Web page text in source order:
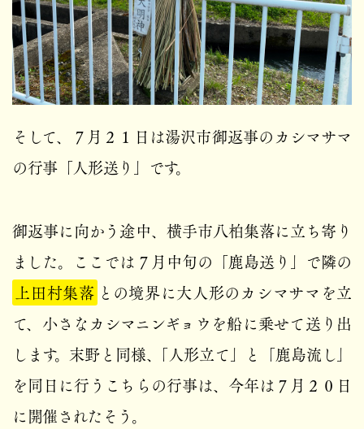
そして、７月２１日は湯沢市御返事のカシマサマ
の行事「人形送り」です。
御返事に向かう途中、横手市八柏集落に立ち寄り
ました。ここでは７月中旬の「鹿島送り」で隣の
上田村集落 との境界に大人形のカシマサマを立
て、小さなカシマニンギョウを船に乗せて送り出
します。末野と同様、「人形立て」と「鹿島流し」
を同日に行うこちらの行事は、今年は７月２０日
に開催されたそう。